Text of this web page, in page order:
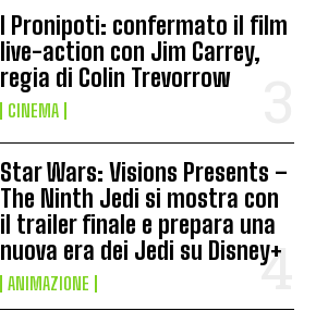
I Pronipoti: confermato il film
live-action con Jim Carrey,
regia di Colin Trevorrow
CINEMA
Star Wars: Visions Presents –
The Ninth Jedi si mostra con
il trailer finale e prepara una
nuova era dei Jedi su Disney+
ANIMAZIONE